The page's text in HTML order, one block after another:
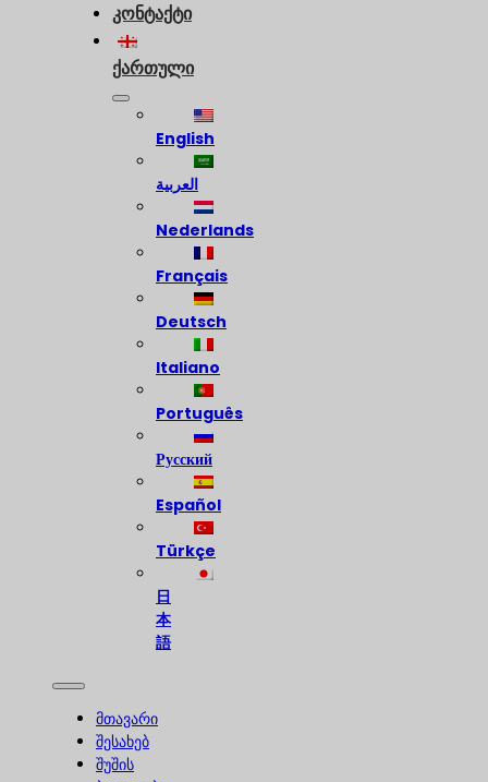
კონტაქტი
ქართული
English
العربية
Nederlands
Français
Deutsch
Italiano
Português
Русский
Español
Türkçe
日
本
語
მთავარი
შესახებ
შუშის